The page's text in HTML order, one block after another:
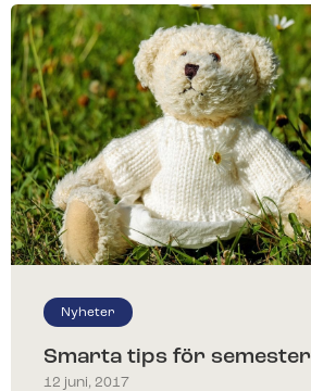
Nyheter
Smarta tips för
12 juni, 2017